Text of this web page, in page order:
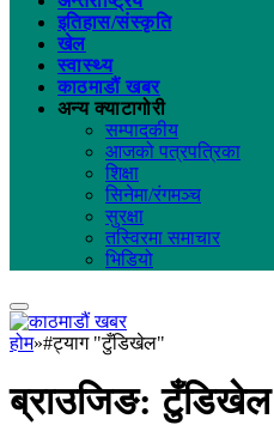
इतिहास/संस्कृति
खेल
स्वास्थ्य
काठमाडौं खबर
अन्य क्याटागोरी
सम्पादकीय
आजको पत्रपत्रिका
शिक्षा
सिनेमा/रंगमञ्च
सुरक्षा
तस्विरमा समाचार
भिडियो
होम»#ट्याग "टुँडिखेल"
ब्राउजिङ:टुँडिखेल